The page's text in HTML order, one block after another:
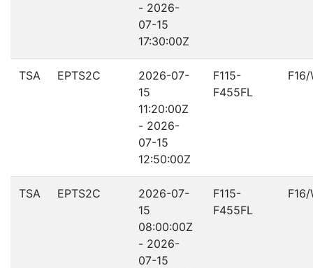
- 2026-
07-15
17:30:00Z
TSA EPTS2C
2026-07-
15
11:20:00Z
- 2026-
07-15
12:50:00Z
F115-
F455FL
F16/
TSA EPTS2C
2026-07-
15
08:00:00Z
- 2026-
07-15
F115-
F455FL
F16/